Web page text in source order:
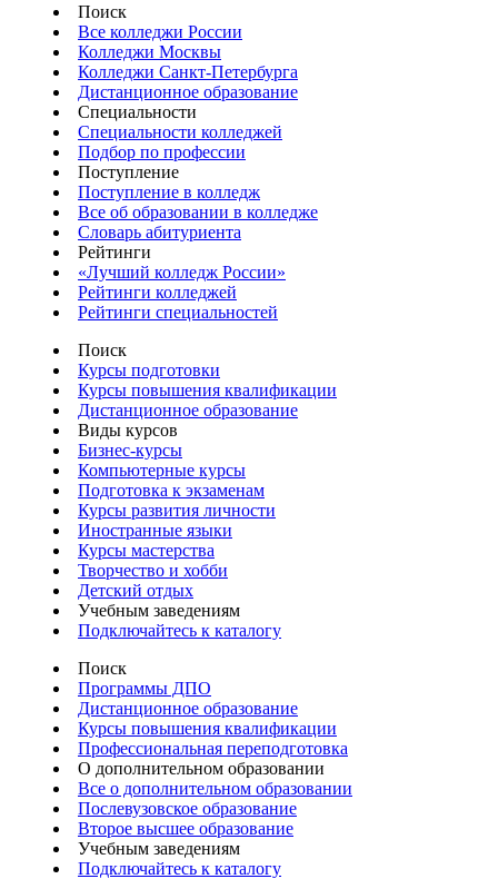
Поиск
Все колледжи России
Колледжи Москвы
Колледжи Санкт-Петербурга
Дистанционное образование
Специальности
Специальности колледжей
Подбор по профессии
Поступление
Поступление в колледж
Все об образовании в колледже
Словарь абитуриента
Рейтинги
«Лучший колледж России»
Рейтинги колледжей
Рейтинги специальностей
Поиск
Курсы подготовки
Курсы повышения квалификации
Дистанционное образование
Виды курсов
Бизнес-курсы
Компьютерные курсы
Подготовка к экзаменам
Курсы развития личности
Иностранные языки
Курсы мастерства
Творчество и хобби
Детский отдых
Учебным заведениям
Подключайтесь к каталогу
Поиск
Программы ДПО
Дистанционное образование
Курсы повышения квалификации
Профессиональная переподготовка
О дополнительном образовании
Все о дополнительном образовании
Послевузовское образование
Второе высшее образование
Учебным заведениям
Подключайтесь к каталогу